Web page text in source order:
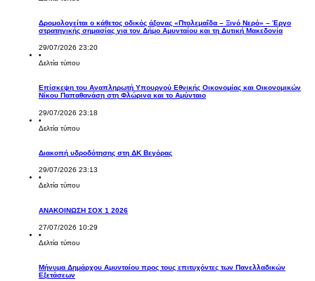
Δρομολογείται ο κάθετος οδικός άξονας «Πτολεμαΐδα – Ξινό Νερό» – Έργο
στρατηγικής σημασίας για τον Δήμο Αμυνταίου και τη Δυτική Μακεδονία
29/07/2026 23:20
•
Δελτία τύπου
Επίσκεψη του Αναπληρωτή Υπουργού Εθνικής Οικονομίας και Οικονομικών
Νίκου Παπαθανάση στη Φλώρινα και το Αμύνταιο
29/07/2026 23:18
•
Δελτία τύπου
Διακοπή υδροδότησης στη ΔΚ Βεγόρας
29/07/2026 23:13
•
Δελτία τύπου
ΑΝΑΚΟΙΝΩΣΗ ΣΟΧ 1 2026
27/07/2026 10:29
•
Δελτία τύπου
Μήνυμα Δημάρχου Αμυνταίου προς τους επιτυχόντες των Πανελλαδικών
Εξετάσεων